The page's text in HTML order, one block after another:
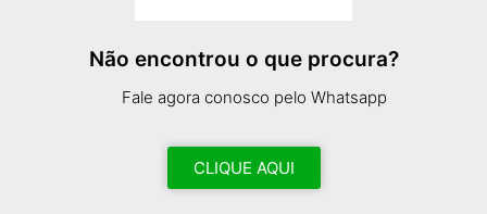
Não encontrou o que procura?
Fale agora conosco pelo Whatsapp
CLIQUE AQUI